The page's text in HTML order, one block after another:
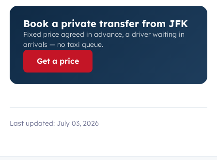
Book a private transfer from JFK
Fixed price agreed in advance, a driver waiting in
arrivals — no taxi queue.
Get a price
Last updated: July 03, 2026